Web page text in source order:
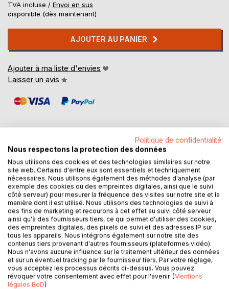
TVA incluse / Envoi en sus
disponible (dès maintenant)
AJOUTER AU PANIER
Ajouter à ma liste d'envies
Laisser un avis
DESCRIPTION
Les mots qu'on ajoute
Aux peines
Qui viennent,
Les gens qui s'éloignent
De nos routes
Sans doute,
Et quand la souffrance
Impose sa présence,
Par hasard, on découvre qu'il...
Politique de confidentialité
Nous respectons la protection des données
Nous utilisons des cookies et des technologies similaires sur notre
site web. Certains d'entre eux sont essentiels et techniquement
nécessaires. Nous utilisons également des méthodes d'analyse (par
exemple des cookies ou des empreintes digitales, ainsi que le suivi
côté serveur) pour mesurer la fréquence des visites sur notre site et la
manière dont il est utilisé. Nous utilisons des technologies de suivi à
des fins de marketing et recourons à cet effet au suivi côté serveur
ainsi qu'à des fournisseurs tiers, ce qui permet d'utiliser des cookies,
des empreintes digitales, des pixels de suivi et des adresses IP sur
tous les appareils. Nous intégrons également sur notre site des
contenus tiers provenant d'autres fournisseurs (plateformes vidéo).
Nous n'avons aucune influence sur le traitement ultérieur des données
et sur un éventuel tracking par le fournisseur tiers. Par votre réglage,
vous acceptez les processus décrits ci-dessus. Vous pouvez
révoquer votre consentement avec effet pour l'avenir. (Mentions
légales BoD)